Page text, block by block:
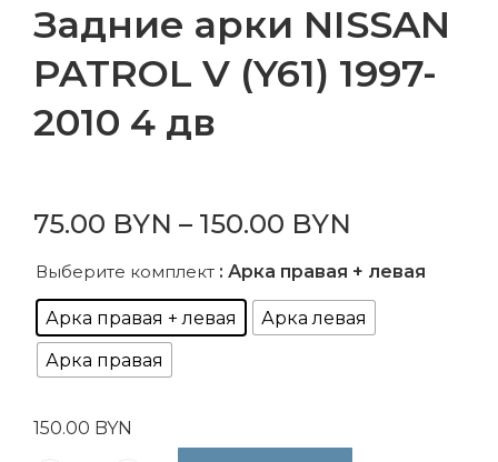
Задние арки NISSAN
PATROL V (Y61) 1997-
2010 4 дв
75.00 BYN – 150.00 BYN
Выберите комплект : Арка правая + левая
Арка правая + левая
Арка левая
Арка правая
150.00 BYN